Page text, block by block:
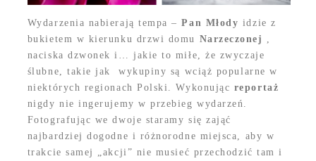
Wydarzenia nabierają tempa –Pan Młody idzie z
bukietem w kierunku drzwi domu Narzeczonej
naciska dzwonek i… jakie to miłe, że zwyczaje
ślubne, takie jak wykupiny są wciąż popularne w
niektórych regionach Polski. Wykonując reportaż
nigdy nie ingerujemy w przebieg wydarzeń.
Fotografując we dwoje staramy się zająć
najbardziej dogodne i różnorodne miejsca, aby w
trakcie samej „akcji” nie musieć przechodzić tam i